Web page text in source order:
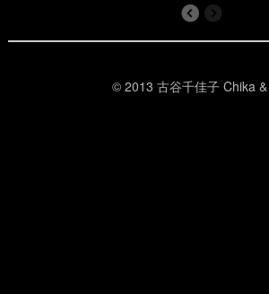
© 2013 古谷千佳子 Chika